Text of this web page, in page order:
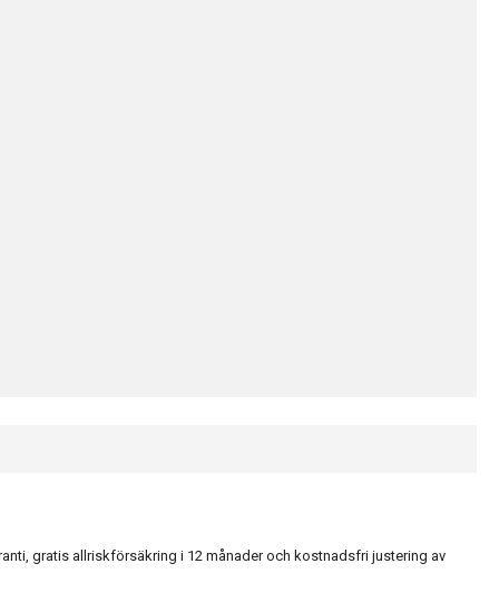
gratis allriskförsäkring i 12 månader och kostnadsfri justering av